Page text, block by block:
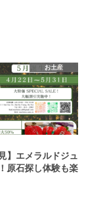
お土産
】エメラルドジュ
原石探し体験も楽